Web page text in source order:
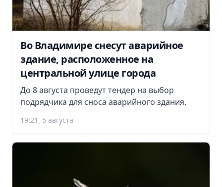
Во Владимире снесут аварийное
здание, расположенное на
центральной улице города
До 8 августа проведут тендер на выбор
подрядчика для сноса аварийного здания.
19:21, 5 августа